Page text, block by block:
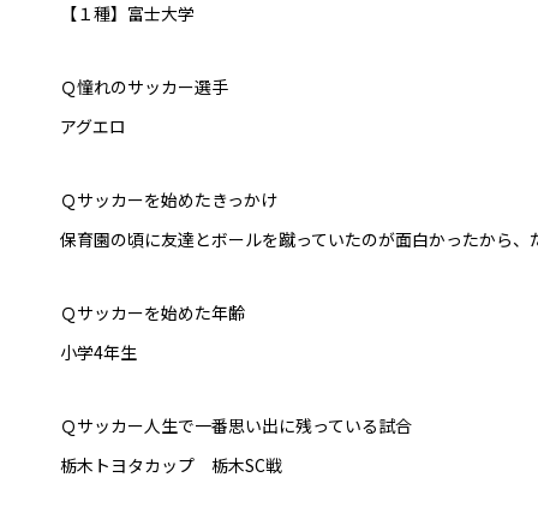
【１種】富士大学
Ｑ憧れのサッカー選手
アグエロ
Ｑサッカーを始めたきっかけ
保育園の頃に友達とボールを蹴っていたのが面白かったから、
Ｑサッカーを始めた年齢
小学4年生
Ｑサッカー人生で一番思い出に残っている試合
栃木トヨタカップ 栃木SC戦